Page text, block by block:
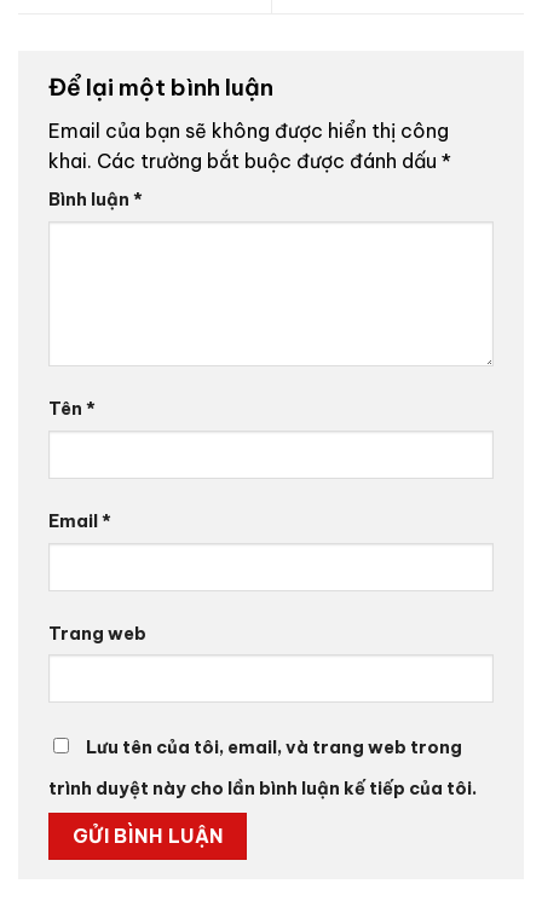
Để lại một bình luận
Email của bạn sẽ không được hiển thị công
khai. Các trường bắt buộc được đánh dấu *
Bình luận *
Tên *
Email*
Trang web
Lưu tên của tôi, email, và trang web trong
trình duyệt này cho lần bình luận kế tiếp của tôi.